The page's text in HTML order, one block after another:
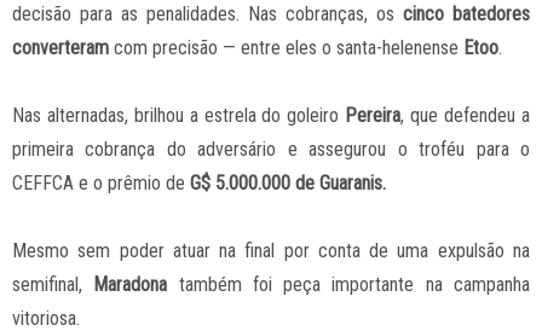
decisão para as penalidades. Nas cobranças, os cinco batedores
converteram com precisão — entre eles o santa-helenense Etoo.
Nas alternadas, brilhou a estrela do goleiro Pereira, que defendeu a
primeira cobrança do adversário e assegurou o troféu para o
CEFFCA e o prêmio de G$ 5.000.000 de Guaranis.
Mesmo sem poder atuar na final por conta de uma expulsão na
semifinal,
Maradona também foi peça importante na campanha
vitoriosa.